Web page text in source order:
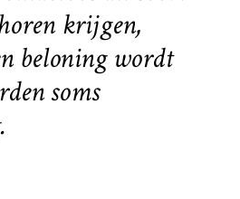
krijgen,
beloning wordt
soms